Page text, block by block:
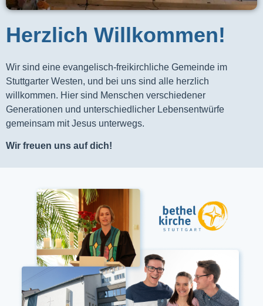
Herzlich Willkommen!
Wir sind eine evangelisch-freikirchliche Gemeinde im
Stuttgarter Westen, und bei uns sind alle herzlich
willkommen. Hier sind Menschen verschiedener
Generationen und unterschiedlicher Lebensentwürfe
gemeinsam mit Jesus unterwegs.
Wir freuen uns auf dich!